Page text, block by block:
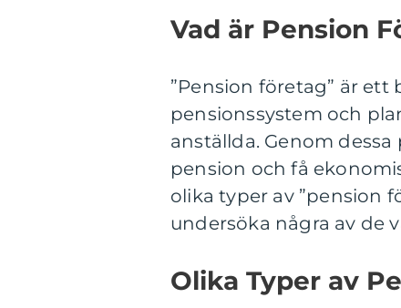
Vad är Pension
”Pension företag” är
pensionssystem och
anställda. Genom
pension och få
olika typer av ”pension
undersöka några av de
Olika Typer av